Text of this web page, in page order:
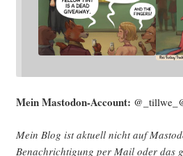
Mein Mast­o­don-Account:
Mein Blog ist aktu­ell nicht auf
Benach­rich­ti­gung per Mail oder das